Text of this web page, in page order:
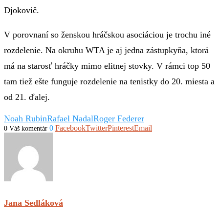
Djokovič.
V porovnaní so ženskou hráčskou asociáciou je trochu iné
rozdelenie. Na okruhu WTA je aj jedna zástupkyňa, ktorá
má na starosť hráčky mimo elitnej stovky. V rámci top 50
tam tiež ešte funguje rozdelenie na tenistky do 20. miesta a
od 21. ďalej.
Noah RubinRafael NadalRoger Federer
0 Váš komentár 0 FacebookTwitterPinterestEmail
Jana Sedláková